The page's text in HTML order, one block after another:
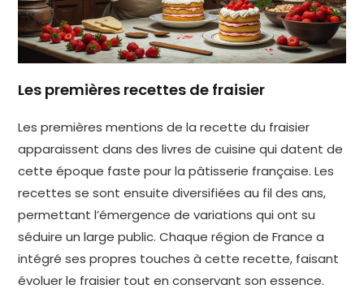
Les premières recettes de fraisier
Les premières mentions de la recette du fraisier
apparaissent dans des livres de cuisine qui datent de
cette époque faste pour la pâtisserie française. Les
recettes se sont ensuite diversifiées au fil des ans,
permettant l’émergence de variations qui ont su
séduire un large public. Chaque région de France a
intégré ses propres touches à cette recette, faisant
évoluer le fraisier tout en conservant son essence.